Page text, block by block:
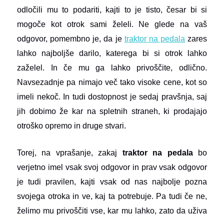
odločili mu to podariti, kajti to je tisto, česar bi si
mogoče kot otrok sami želeli. Ne glede na vaš
odgovor, pomembno je, da je traktor na pedala zares
lahko najboljše darilo, katerega bi si otrok lahko
zaželel. In če mu ga lahko privoščite, odlično.
Navsezadnje pa nimajo več tako visoke cene, kot so
imeli nekoč. In tudi dostopnost je sedaj pravšnja, saj
jih dobimo že kar na spletnih straneh, ki prodajajo
otroško opremo in druge stvari.
Torej, na vprašanje, zakaj traktor na pedalabo
verjetno imel vsak svoj odgovor in prav vsak odgovor
je tudi pravilen, kajti vsak od nas najbolje pozna
svojega otroka in ve, kaj ta potrebuje. Pa tudi če ne,
želimo mu privoščiti vse, kar mu lahko, zato da uživa